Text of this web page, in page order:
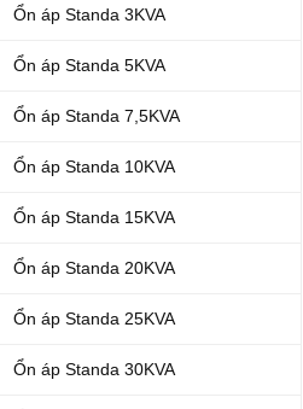
Ổn áp Standa 3KVA
Ổn áp Standa 5KVA
Ổn áp Standa 7,5KVA
Ổn áp Standa 10KVA
Ổn áp Standa 15KVA
Ổn áp Standa 20KVA
Ổn áp Standa 25KVA
Ổn áp Standa 30KVA